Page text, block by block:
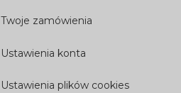
Twoje zamówienia
Ustawienia konta
Ustawienia plików cookies